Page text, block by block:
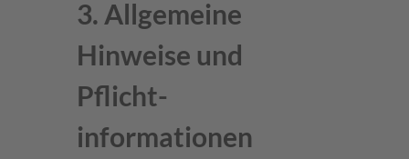
3. Allgemeine
Hinweise und
Pflicht­
informationen